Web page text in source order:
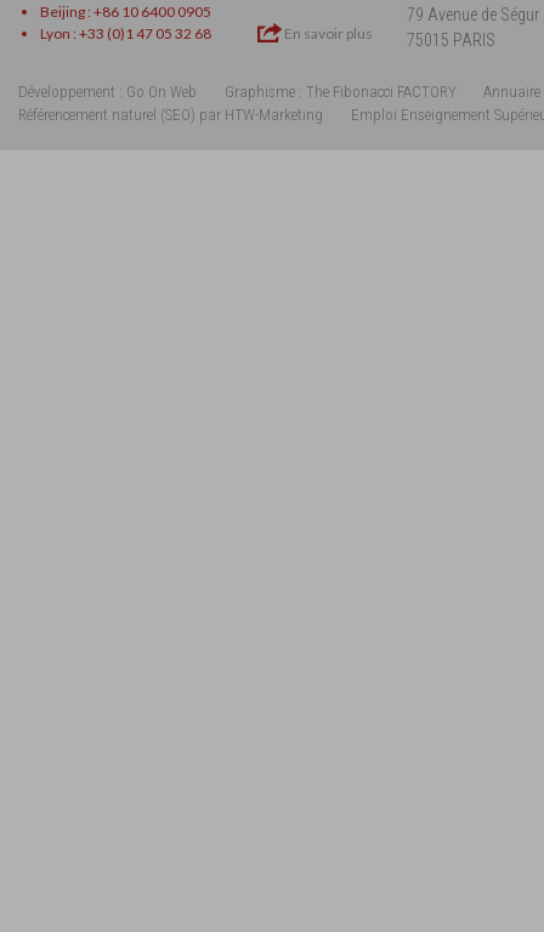
Beijing : +86 10 6400 0905
Lyon : +33 (0)1 47 05 32 68
En savoir plus
79 Avenue de Ségur
75015 PARIS
Développement : Go On Web Graphisme : The Fibonacci FACTORY
Annuaire
Référencement naturel (SEO) par HTW-Marketing
Emploi Enseignement